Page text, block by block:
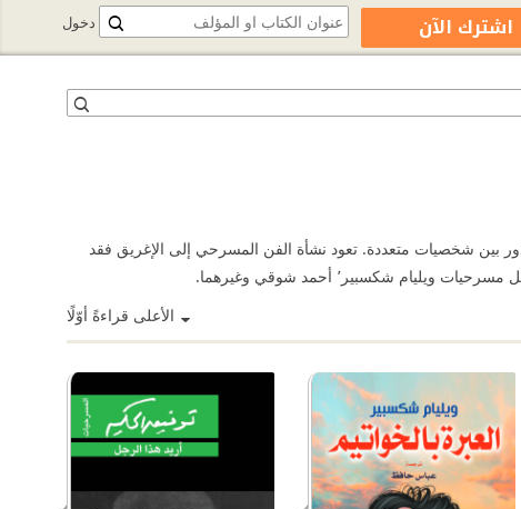
بين شخصيات متعددة. تعود نشأة الفن المسرحي إلى الإغريق فقد
الأعلى قراءةً أوّلًا
دخول اشترك الآن